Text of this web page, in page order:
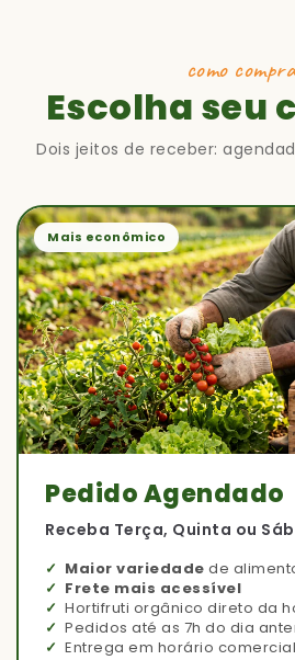
como
Escolha seu
Dois jeitos de receber:
Mais econômico
Pedido Agendado
Receba Terça, Quinta ou
Maior variedade de
Frete mais acessível
Hortifruti orgânico direto da
Pedidos até as 7h do dia
Entrega em horário comercial